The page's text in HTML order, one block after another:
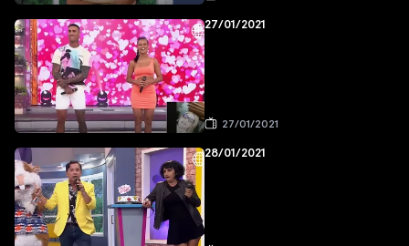
27/01/2021
27/01/2021
28/01/2021